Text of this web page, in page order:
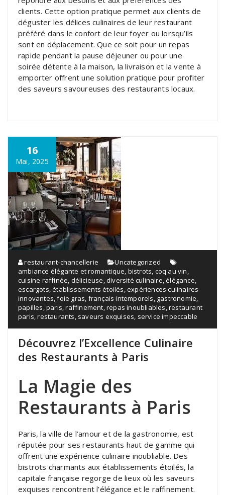
clients. Cette option pratique permet aux clients de
déguster les délices culinaires de leur restaurant
préféré dans le confort de leur foyer ou lorsqu’ils
sont en déplacement. Que ce soit pour un repas
rapide pendant la pause déjeuner ou pour une
soirée détente à la maison, la livraison et la vente à
emporter offrent une solution pratique pour profiter
des saveurs savoureuses des restaurants locaux.
16
Mai, 2025
restaurant-chancellerie
Uncategorized
ambiance élégante et romantique, bistrots, coq au vin,
cuisine raffinée, délicieuse,diversité culinaire,élégance,
escargots,établissements étoilés,expériences culinaires
innovantes,foie gras, français intemporels, gastronomie,
papilles,paris,raffinement,repas inoubliables,restaurant
paris,restaurants, saveurs exquises, service impeccable
Découvrez l’Excellence Culinaire
des Restaurants à Paris
La Magie des
Restaurants à Paris
Paris, la ville de l’amour et de la gastronomie, est
réputée pour ses restaurants haut de gamme qui
offrent une expérience culinaire inoubliable. Des
bistrots charmants aux établissements étoilés, la
capitale française regorge de lieux où les saveurs
exquises rencontrent l’élégance et le raffinement.